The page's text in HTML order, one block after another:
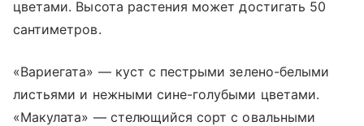
цветами. Высота растения может достигать 50
сантиметров.
«Вариегата» — куст с пестрыми зелено-белыми
листьями и нежными сине-голубыми цветами.
«Макулата» — стелющийся сорт с овальными